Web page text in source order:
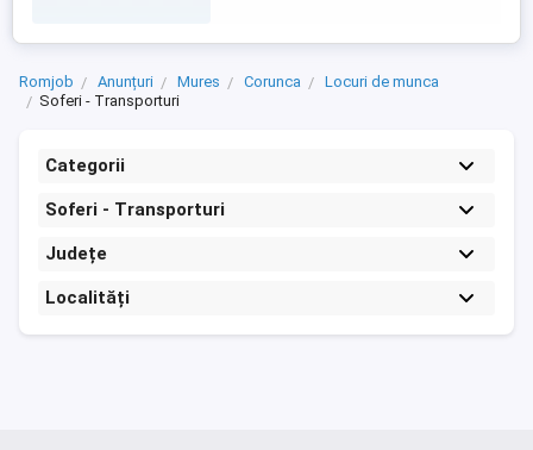
Romjob Anunțuri Mures Corunca
Locuri de munca
Soferi - Transporturi
Categorii
Soferi - Transporturi
Județe
Localități